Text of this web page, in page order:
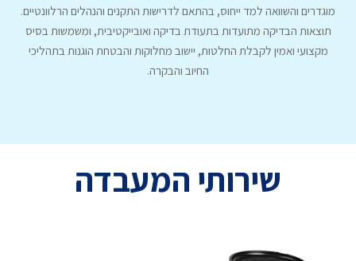
מוגדרים והשוואה למד ייחוס, בהתאם לדרישות התקנים והנהלים הרלוונטיים.
תוצאות הבדיקה מתועדות בתעודת בדיקה ואובייקטיבית, ומשמשות בסיס
מקצועי ואמין לקבלת החלטות, יישוב מחלוקות והבטחת הוגנות בתהליכי
החיוב והבקרה.
שירותי המעבדה